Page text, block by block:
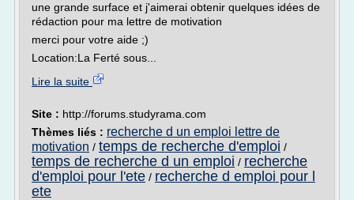
une grande surface et j'aimerai obtenir quelques idées de
rédaction pour ma lettre de motivation
merci pour votre aide ;)
Location:La Ferté sous...
Lire la suite
Site : http://forums.studyrama.com
Thèmes liés : recherche d un emploi lettre de
motivation / temps de recherche d'emploi /
temps de recherche d un emploi / recherche
d'emploi pour l'ete / recherche d emploi pour l
ete